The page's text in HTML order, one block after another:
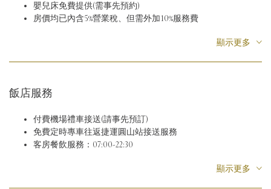
嬰兒床免費提供(需事先預約)
房價均已內含5%營業稅、但需外加10%服務費
住房時間：下午三點以後/退房時間：上午十一點以前顯示更多
飯店服務
付費機場禮車接送(請事先預訂)
免費定時專車往返捷運圓山站接送服務
客房餐飲服務：07:00-22:30
住宿期間可免費使用2F健身房、聯誼會戶外游泳池及部分付費
顯示更多